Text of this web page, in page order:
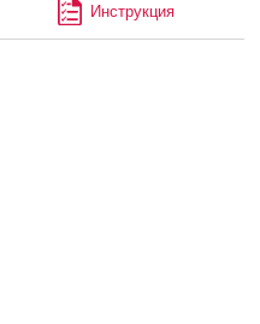
Инструкция